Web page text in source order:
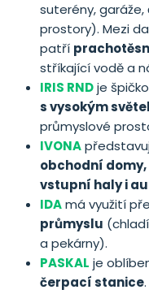
suterény,
prostory). Mezi
patří
stříkající vodě a
IRIS RNDje
s vysokým
průmyslové
IVONA
obchodní
vstupní haly i
IDAmá využití
průmyslu
a pekárny).
PASKAL je
čerpací stanice.